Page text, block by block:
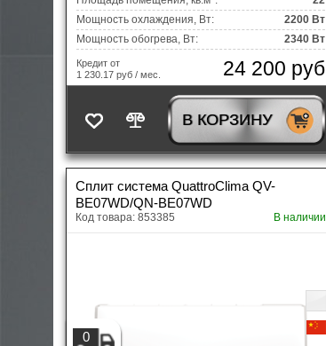
Электроника
Мощность охлаждения, Вт:
2200 Вт
Мощность обогрева, Вт:
2340 Вт
Кредит от
1 230.17 руб / мес.
24 200 руб
В КОРЗИНУ
Сплит система QuattroClima QV-
BE07WD/QN-BE07WD
Код товара: 853385 В наличии
0